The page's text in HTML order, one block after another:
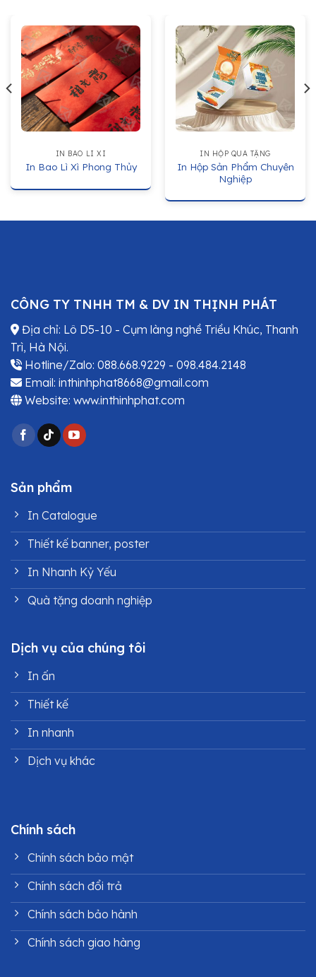
IN BAO LÌ XÌ
In Bao Lì Xì Phong Thủy
IN HỘP QUÀ TẶNG
In Hộp Sản Phẩm Chuyên
Nghiệp
CÔNG TY TNHH TM & DV IN THỊNH PHÁT
Địa chỉ: Lô D5-10 - Cụm làng nghề Triều Khúc, Thanh
Trì, Hà Nội.
Hotline/Zalo: 088.668.9229 - 098.484.2148
Email: inthinhphat8668@gmail.com
Website: www.inthinhphat.com
Sản phẩm
In Catalogue
Thiết kế banner, poster
In Nhanh Kỷ Yếu
Quà tặng doanh nghiệp
Dịch vụ của chúng tôi
In ấn
Thiết kế
In nhanh
Dịch vụ khác
Chính sách
Chính sách bảo mật
Chính sách đổi trả
Chính sách bảo hành
Chính sách giao hàng